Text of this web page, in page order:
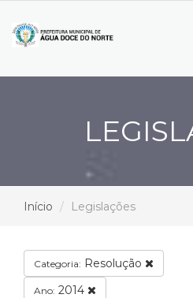
Início Legislações
Categoria: Resolução
Ano: 2014